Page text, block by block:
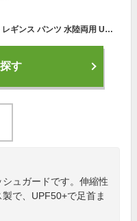
helcos ヒルコス ラッシュガード タイツ レギンス パンツ 水陸両用 UPF50+ メンズ レディース兼用品 ローライズ/ハイウエスト/5サイズ 【D】
す
ュガードです。伸縮性
で、UPF50+で足首ま